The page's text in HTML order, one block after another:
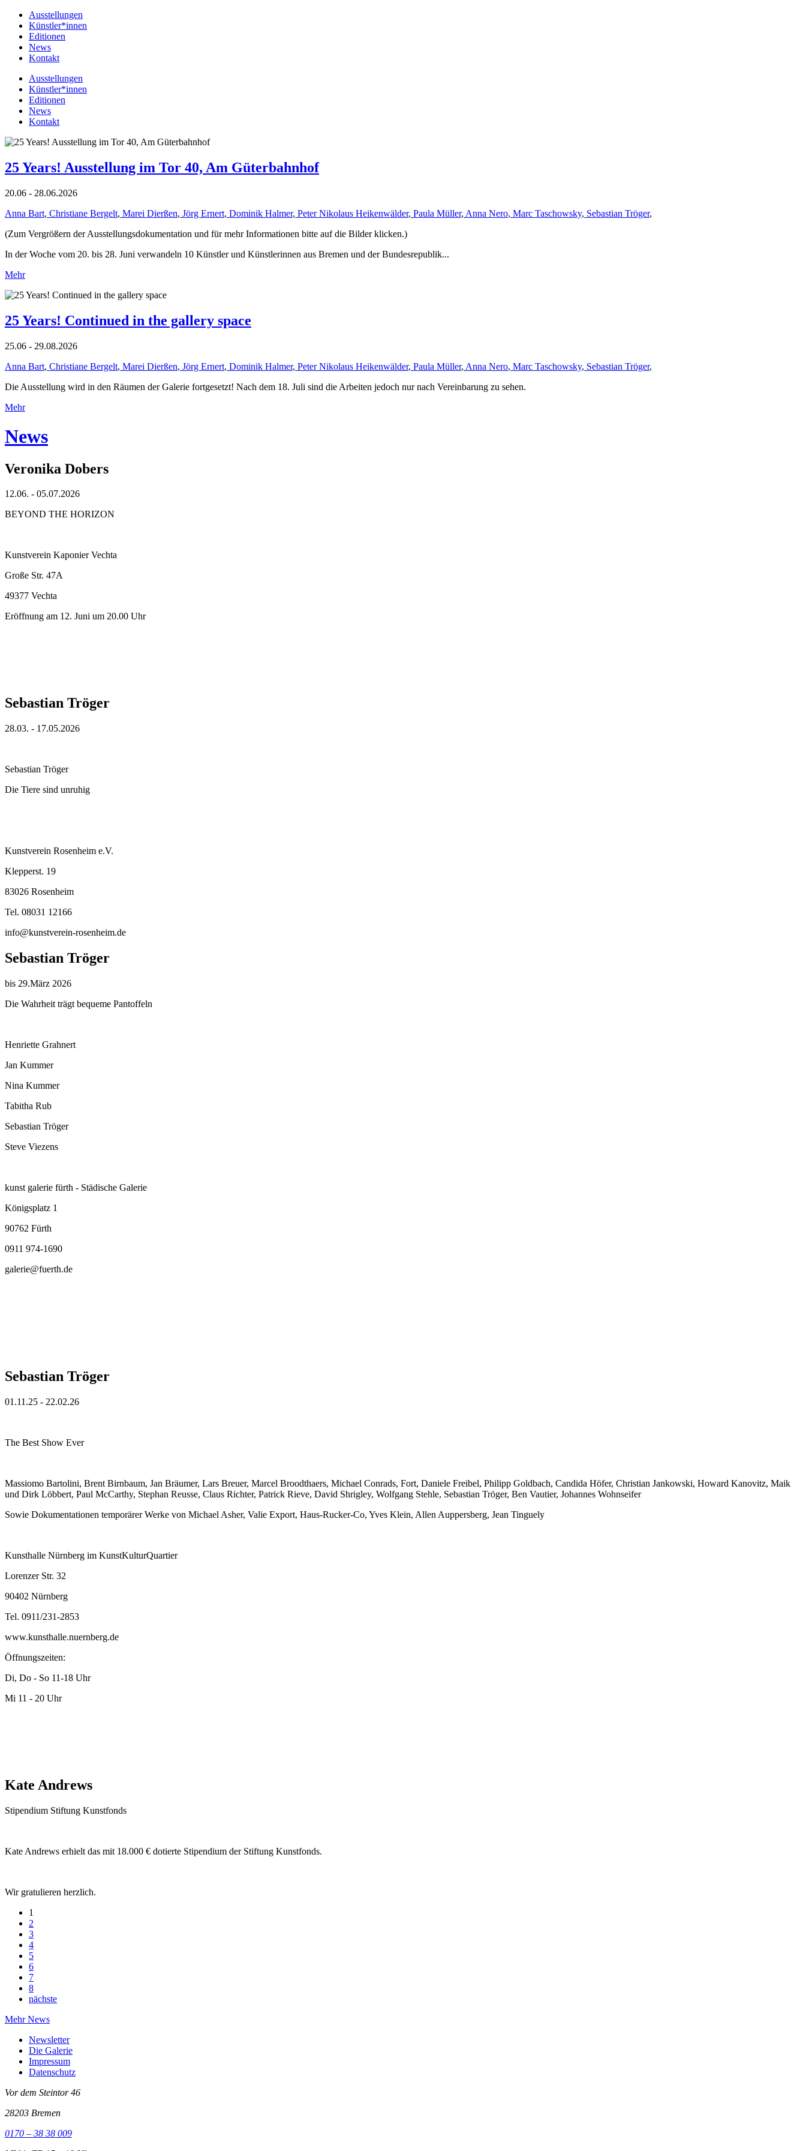
Ausstellungen
Künstler*innen
Editionen
News
Kontakt
Ausstellungen
Künstler*innen
Editionen
News
Kontakt
25 Years! Ausstellung im Tor 40, Am Güterbahnhof
20.06 - 28.06.2026
Anna Bart, Christiane Bergelt, Marei Dierßen, Jörg Ernert, Dominik Halmer, Peter Nikolaus Heikenwälder, Paula Müller, Anna Nero, Marc Taschowsky, Sebastian Tröger,
(Zum Vergrößern der Ausstellungsdokumentation und für mehr Informationen bitte auf die Bilder klicken.)
In der Woche vom 20. bis 28. Juni verwandeln 10 Künstler und Künstlerinnen aus Bremen und der Bundesrepublik...
Mehr
25 Years! Continued in the gallery space
25.06 - 29.08.2026
Anna Bart, Christiane Bergelt, Marei Dierßen, Jörg Ernert, Dominik Halmer, Peter Nikolaus Heikenwälder, Paula Müller, Anna Nero, Marc Taschowsky, Sebastian Tröger,
Die Ausstellung wird in den Räumen der Galerie fortgesetzt! Nach dem 18. Juli sind die Arbeiten jedoch nur nach Vereinbarung zu sehen.
Mehr
News
Veronika Dobers
12.06. - 05.07.2026
BEYOND THE HORIZON
Kunstverein Kaponier Vechta
Große Str. 47A
49377 Vechta
Eröffnung am 12. Juni um 20.00 Uhr
Sebastian Tröger
28.03. - 17.05.2026
Sebastian Tröger
Die Tiere sind unruhig
Kunstverein Rosenheim e.V.
Klepperst. 19
83026 Rosenheim
Tel. 08031 12166
info@kunstverein-rosenheim.de
Sebastian Tröger
bis 29.März 2026
Die Wahrheit trägt bequeme Pantoffeln
Henriette Grahnert
Jan Kummer
Nina Kummer
Tabitha Rub
Sebastian Tröger
Steve Viezens
kunst galerie fürth - Städische Galerie
Königsplatz 1
90762 Fürth
0911 974-1690
galerie@fuerth.de
Sebastian Tröger
01.11.25 - 22.02.26
The Best Show Ever
Massiomo Bartolini, Brent Birnbaum, Jan Bräumer, Lars Breuer, Marcel Broodthaers, Michael Conrads, Fort, Daniele Freibel, Philipp Goldbach, Candida Höfer, Christian Jankowski, Howard Kanovitz, Maik
und Dirk Löbbert, Paul McCarthy, Stephan Reusse, Claus Richter, Patrick Rieve, David Shrigley, Wolfgang Stehle, Sebastian Tröger, Ben Vautier, Johannes Wohnseifer
Sowie Dokumentationen temporärer Werke von Michael Asher, Valie Export, Haus-Rucker-Co, Yves Klein, Allen Auppersberg, Jean Tinguely
Kunsthalle Nürnberg im KunstKulturQuartier
Lorenzer Str. 32
90402 Nürnberg
Tel. 0911/231-2853
www.kunsthalle.nuernberg.de
Öffnungszeiten:
Di, Do - So 11-18 Uhr
Mi 11 - 20 Uhr
Kate Andrews
Stipendium Stiftung Kunstfonds
Kate Andrews erhielt das mit 18.000 € dotierte Stipendium der Stiftung Kunstfonds.
Wir gratulieren herzlich.
1
2
3
4
5
6
7
8
nächste
Mehr News
Newsletter
Die Galerie
Impressum
Datenschutz
Vor dem Steintor 46
28203 Bremen
0170 – 38 38 009